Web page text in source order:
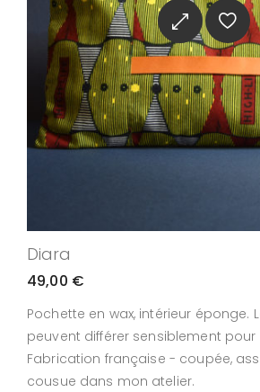
Diara
49,00 €
Pochette en wax, intérieur éponge.
peuvent différer sensiblement pour
Fabrication française - coupée,
cousue dans mon atelier.